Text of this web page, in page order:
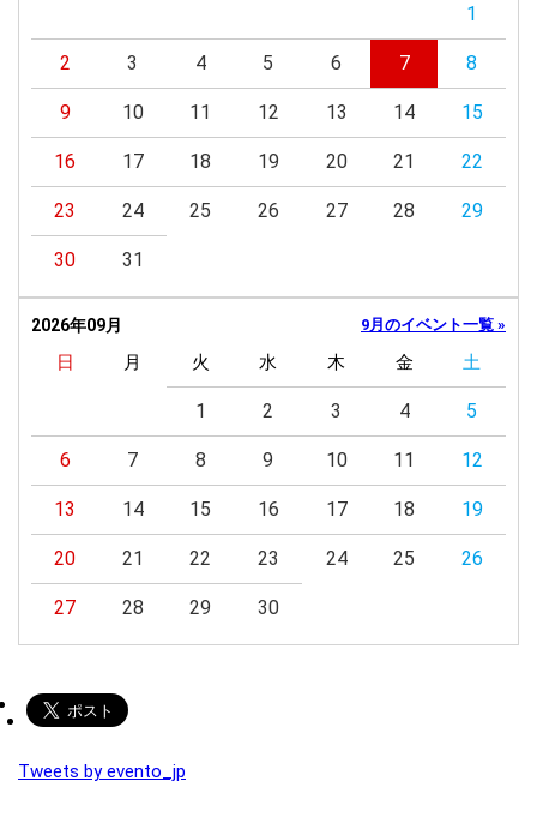
1
2 3 4 5 6 7 8
9 10 11 12 13 14 15
16 17 18 19 20 21 22
23 24 25 26 27 28 29
30 31
2026年09月 9月のイベント一覧 »
日 月 火 水 木 金 土
1 2 3 4 5
6 7 8 9 10 11 12
13 14 15 16 17 18 19
20 21 22 23 24 25 26
27 28 29 30
Tweets by evento_jp